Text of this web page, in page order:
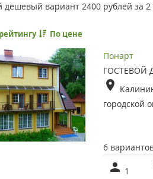
вариант 2400 рублей за 2
По цене
Понарт
ГОСТЕВОЙ
городской
6
1